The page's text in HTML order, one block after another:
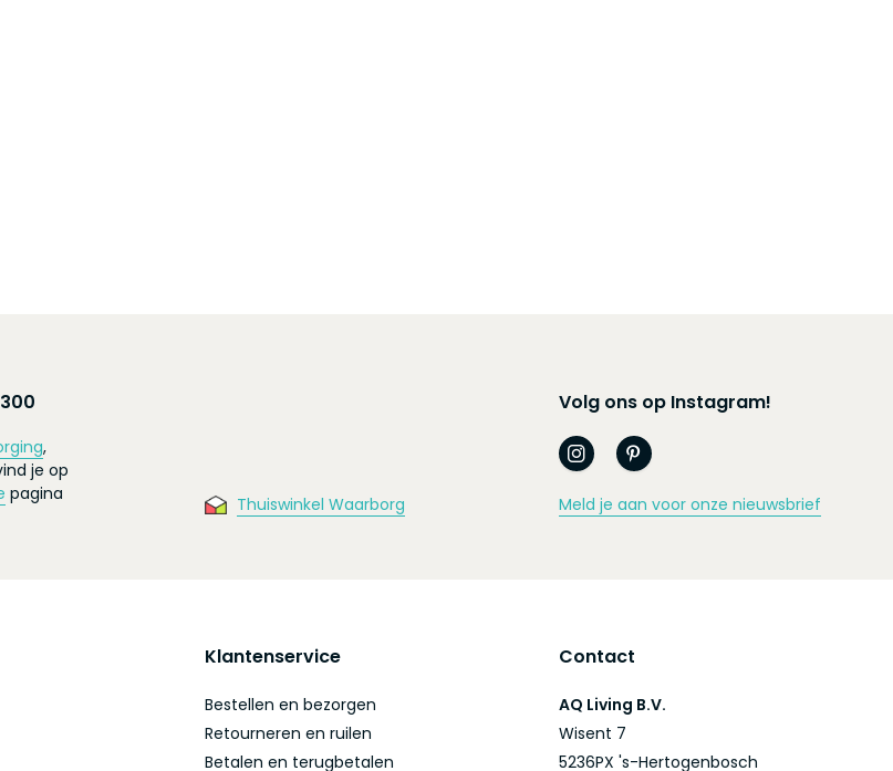
,
je op
pagina Thuiswinkel Waarborg
Volg ons op Instagram!
Meld je aan voor onze nieuwsbrief
Klantenservice
Bestellen en bezorgen
Retourneren en ruilen
Betalen en terugbetalen
Contact
AQ Living B.V.
Wisent 7
5236PX 's-Hertogenbosch